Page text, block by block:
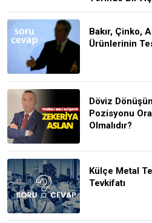
Bakır, Çinko,
Ürünlerinin
Döviz
Pozisyonu
Olmalıdır?
Külçe Metal
Tevkifatı